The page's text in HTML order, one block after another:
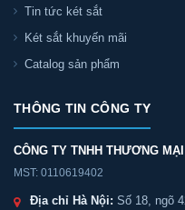
Tin tức két sắt
Két sắt khuyến mãi
Catalog sản phẩm
THÔNG TIN CÔNG TY
CÔNG TY TNHH THƯƠNG
MST: 0110619402
Địa chỉ Hà Nội: Số 18, ngõ